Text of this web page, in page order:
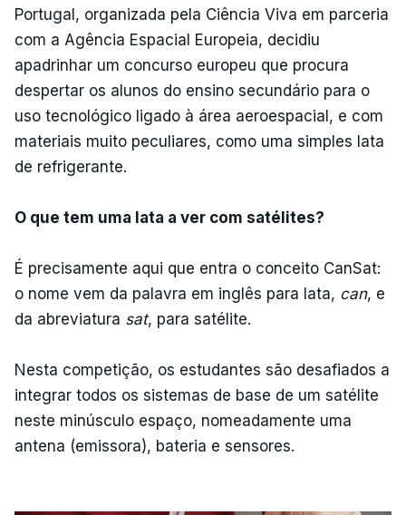
Portugal, organizada pela Ciência Viva em parceria
com a Agência Espacial Europeia, decidiu
apadrinhar um concurso europeu que procura
despertar os alunos do ensino secundário para o
uso tecnológico ligado à área aeroespacial, e com
materiais muito peculiares, como uma simples lata
de refrigerante.
O que tem uma lata a ver com satélites?
É precisamente aqui que entra o conceito CanSat:
o nome vem da palavra em inglês para lata, can, e
da abreviatura sat, para satélite.
Nesta competição, os estudantes são desafiados a
integrar todos os sistemas de base de um satélite
neste minúsculo espaço, nomeadamente uma
antena (emissora), bateria e sensores.